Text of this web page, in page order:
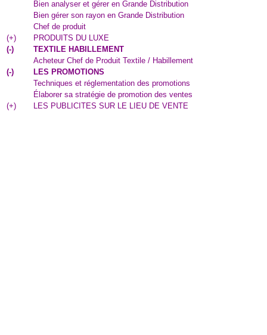
Bien analyser et gérer en Grande Distribution
Bien gérer son rayon en Grande Distribution
Chef de produit
(+)
PRODUITS DU LUXE
(-)
TEXTILE HABILLEMENT
Acheteur Chef de Produit Textile / Habillement
(-)
LES PROMOTIONS
Techniques et réglementation des promotions
Élaborer sa stratégie de promotion des ventes
(+) LES PUBLICITES SUR LE LIEU DE VENTE